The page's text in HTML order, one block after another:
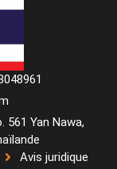
561 Yan Nawa,
Avis juridique